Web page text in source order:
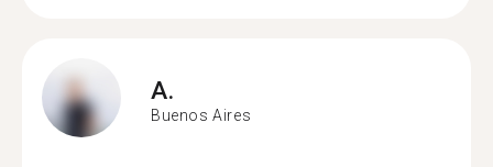
A.
Buenos Aires